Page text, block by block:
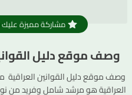
مشاركة مميزة عليك
وصف موقع دليل
وصف موقع دليل القوانين العراقية
العراقية هو مرشد شامل وفريد من